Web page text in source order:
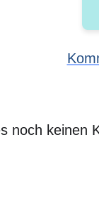
noch keinen